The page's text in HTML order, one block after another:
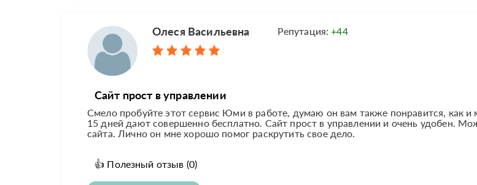
Олеся Васильевна Репутация:+44
Сайт прост в управлении
Смело пробуйте этот сервис Юми в работе, думаю он вам также понравится, как и
15 дней дают совершенно бесплатно. Сайт прост в управлении и очень удобен.
сайта. Лично он мне хорошо помог раскрутить свое дело.
👍 Полезный отзыв (0)